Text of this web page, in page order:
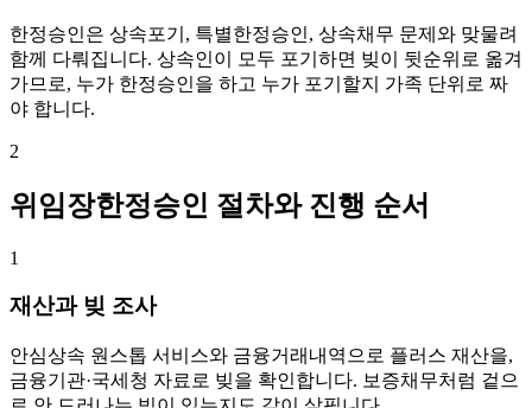
한정승인은 상속포기, 특별한정승인, 상속채무 문제와 맞물려
함께 다뤄집니다. 상속인이 모두 포기하면 빚이 뒷순위로 옮겨
가므로, 누가 한정승인을 하고 누가 포기할지 가족 단위로 짜
야 합니다.
2
위임장한정승인 절차와 진행 순서
1
재산과 빚 조사
안심상속 원스톱 서비스와 금융거래내역으로 플러스 재산을,
금융기관·국세청 자료로 빚을 확인합니다. 보증채무처럼 겉으